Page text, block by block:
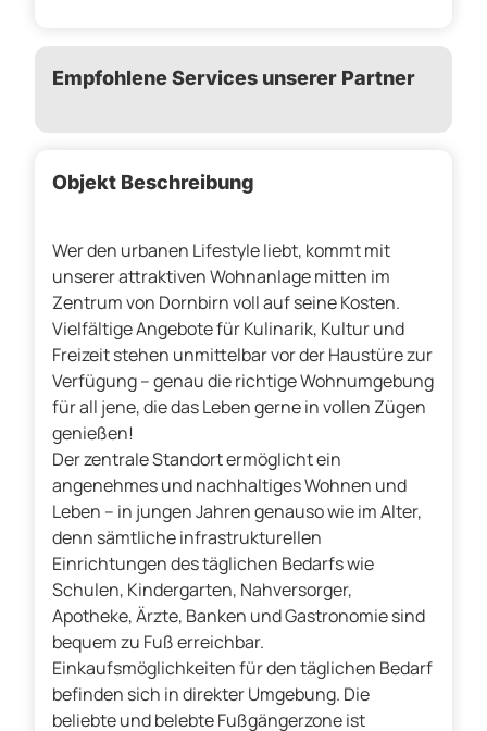
Empfohlene Services unserer Partner
Objekt Beschreibung
Wer den urbanen Lifestyle liebt, kommt mit
unserer attraktiven Wohnanlage mitten im
Zentrum von Dornbirn voll auf seine Kosten.
Vielfältige Angebote für Kulinarik, Kultur und
Freizeit stehen unmittelbar vor der Haustüre zur
Verfügung – genau die richtige Wohnumgebung
für all jene, die das Leben gerne in vollen Zügen
genießen!
Der zentrale Standort ermöglicht ein
angenehmes und nachhaltiges Wohnen und
Leben – in jungen Jahren genauso wie im Alter,
denn sämtliche infrastrukturellen
Einrichtungen des täglichen Bedarfs wie
Schulen, Kindergarten, Nahversorger,
Apotheke, Ärzte, Banken und Gastronomie sind
bequem zu Fuß erreichbar.
Einkaufsmöglichkeiten für den täglichen Bedarf
befinden sich in direkter Umgebung. Die
beliebte und belebte Fußgängerzone ist